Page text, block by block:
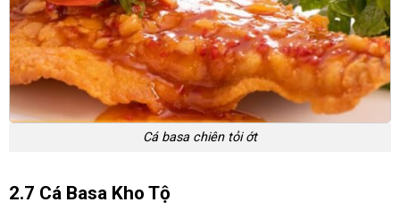
Cá basa chiên tỏi ớt
2.7 Cá Basa Kho Tộ